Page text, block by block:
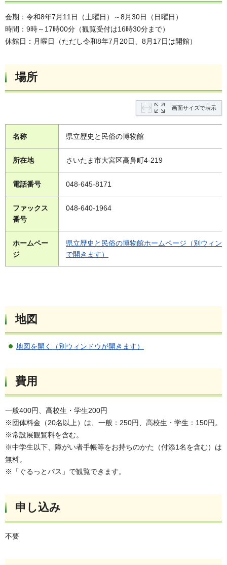
会期：令和8年7月11日（土曜日）～8月30日（日曜日）
時間：9時～17時00分（観覧受付は16時30分まで）
休館日：月曜日（ただし令和8年7月20日、8月17日は開館）
場所
画面サイズで表示
名称 県立歴史と民俗の博物館
所在地 さいたま市大宮区高鼻町4-219
電話番号 048-645-8171
ファックス
番号
048-640-1964
ホームペー
ジ
県立歴史と民俗の博物館ホームページ（別ウィン
で開きます）
地図
地図を開く（別ウィンドウが開きます）
費用
一般400円、高校生・学生200円
※団体料金（20名以上）は、一般：250円、高校生・学生：150円。
※常設展観覧料を含む。
※中学生以下、障がい者手帳等をお持ちのかた（付添1名を含む）は
無料。
※「ぐるっとパス」で観覧できます。
申し込み
不要